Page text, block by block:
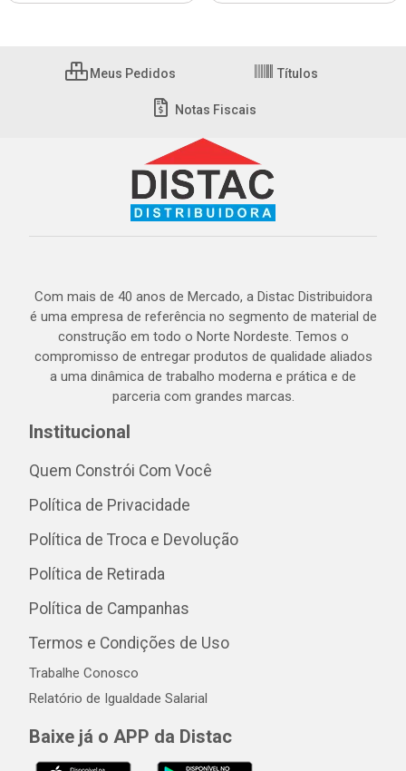
Meus Pedidos Títulos
Notas Fiscais
Com mais de 40 anos de Mercado, a Distac Distribuidora
é uma empresa de referência no segmento de material de
construção em todo o Norte Nordeste. Temos o
compromisso de entregar produtos de qualidade aliados
a uma dinâmica de trabalho moderna e prática e de
parceria com grandes marcas.
Institucional
Quem Constrói Com Você
Política de Privacidade
Política de Troca e Devolução
Política de Retirada
Política de Campanhas
Termos e Condições de Uso
Trabalhe Conosco
Relatório de Igualdade Salarial
Baixe já o APP da Distac